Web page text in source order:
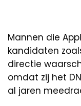
Mannen die
kandidaten
directie
omdat zij het
al jaren